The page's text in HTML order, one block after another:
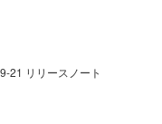
21 リリースノート